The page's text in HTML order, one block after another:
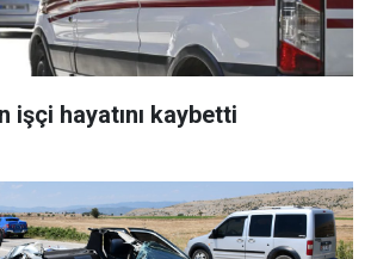
işçi hayatını kaybetti